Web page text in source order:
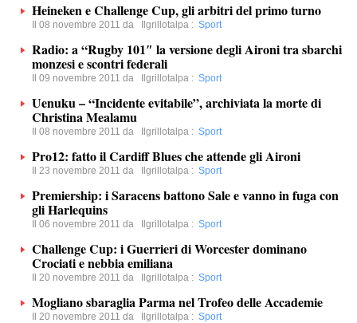
Heineken e Challenge Cup, gli arbitri del primo turno
Il 08 novembre 2011 da Ilgrillotalpa : Sport
Radio: a “Rugby 101″ la versione degli Aironi tra sbarchi
monzesi e scontri federali
Il 09 novembre 2011 da Ilgrillotalpa : Sport
Uenuku – “Incidente evitabile”, archiviata la morte di
Christina Mealamu
Il 08 novembre 2011 da Ilgrillotalpa : Sport
Pro12: fatto il Cardiff Blues che attende gli Aironi
Il 23 novembre 2011 da Ilgrillotalpa : Sport
Premiership: i Saracens battono Sale e vanno in fuga con
gli Harlequins
Il 06 novembre 2011 da Ilgrillotalpa : Sport
Challenge Cup: i Guerrieri di Worcester dominano
Crociati e nebbia emiliana
Il 20 novembre 2011 da Ilgrillotalpa : Sport
Mogliano sbaraglia Parma nel Trofeo delle Accademie
Il 20 novembre 2011 da Ilgrillotalpa : Sport